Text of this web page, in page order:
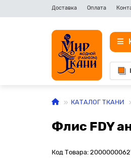
Доставка Оплата
КАТАЛОГ ТКАНИ
Флис FDY
Код Товара: